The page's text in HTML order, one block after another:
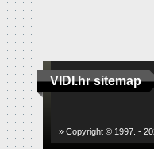
VIDI.hr sitemap
» Copyright © 1997. -